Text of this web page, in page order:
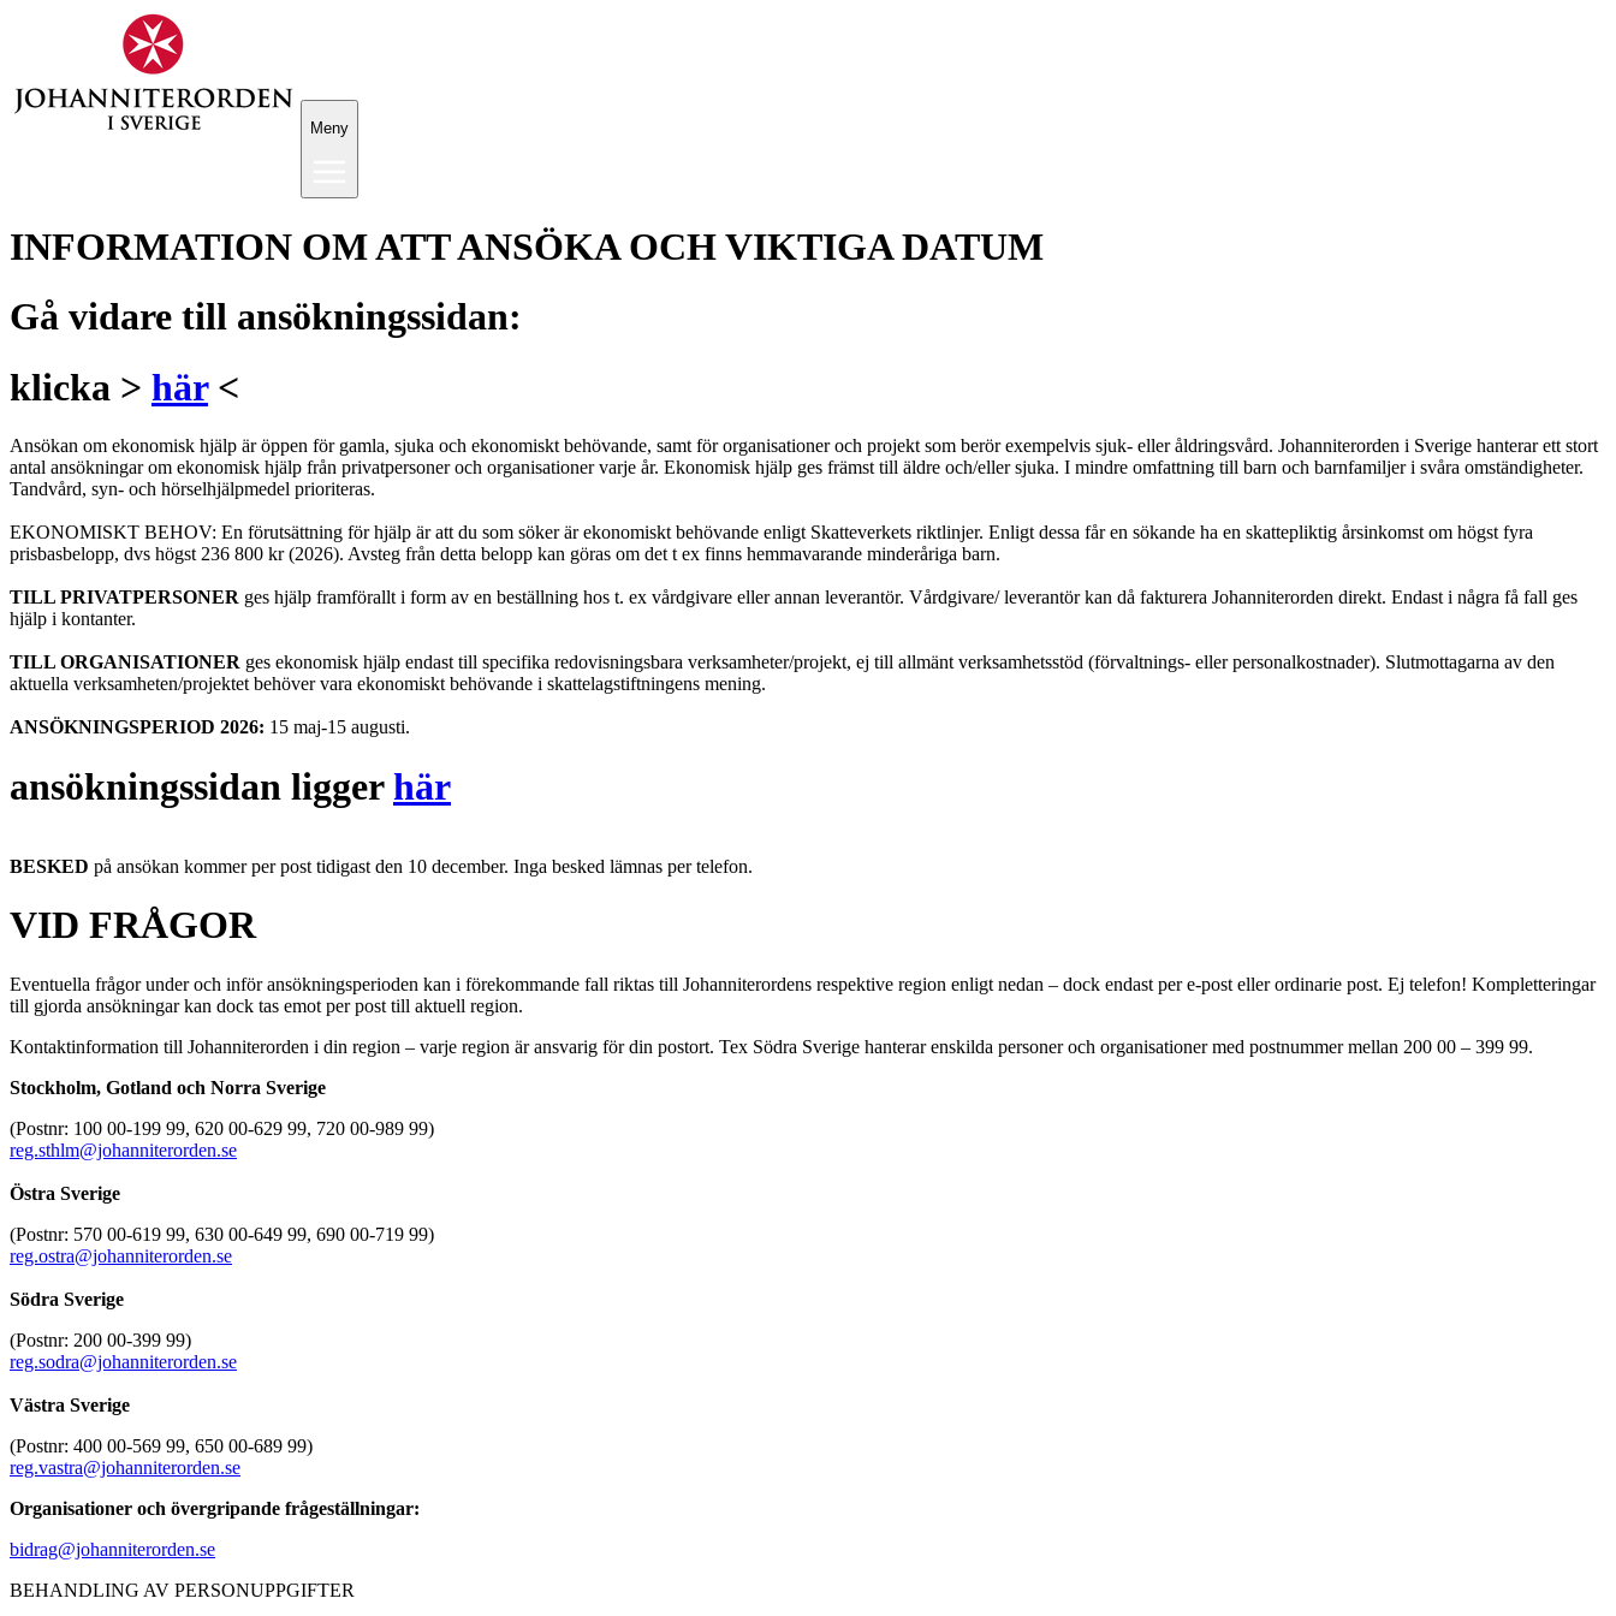
Meny
INFORMATION OM ATT ANSÖKA OCH VIKTIGA DATUM
Gå vidare till ansökningssidan:
klicka > här<
Ansökan om ekonomisk hjälp är öppen för gamla, sjuka och ekonomiskt behövande, samt för organisationer och projekt som berör exempelvis sjuk- eller åldringsvård. Johanniterorden i Sverige hanterar ett stort
antal ansökningar om ekonomisk hjälp från privatpersoner och organisationer varje år. Ekonomisk hjälp ges främst till äldre och/eller sjuka. I mindre omfattning till barn och barnfamiljer i svåra omständigheter.
Tandvård, syn- och hörselhjälpmedel prioriteras.
EKONOMISKT BEHOV: En förutsättning för hjälp är att du som söker är ekonomiskt behövande enligt Skatteverkets riktlinjer. Enligt dessa får en sökande ha en skattepliktig årsinkomst om högst fyra
prisbasbelopp, dvs högst 236 800 kr (2026). Avsteg från detta belopp kan göras om det t ex finns hemmavarande minderåriga barn.
TILL PRIVATPERSONER ges hjälp framförallt i form av en beställning hos t. ex vårdgivare eller annan leverantör. Vårdgivare/ leverantör kan då fakturera Johanniterorden direkt. Endast i några få fall ges
hjälp i kontanter.
TILL ORGANISATIONER ges ekonomisk hjälp endast till specifika redovisningsbara verksamheter/projekt, ej till allmänt verksamhetsstöd (förvaltnings- eller personalkostnader). Slutmottagarna av den
aktuella verksamheten/projektet behöver vara ekonomiskt behövande i skattelagstiftningens mening.
ANSÖKNINGSPERIOD 2026: 15 maj-15 augusti.
ansökningssidan liggerhär
BESKED på ansökan kommer per post tidigast den 10 december. Inga besked lämnas per telefon.
VID FRÅGOR
Eventuella frågor under och inför ansökningsperioden kan i förekommande fall riktas till Johanniterordens respektive region enligt nedan – dock endast per e-post eller ordinarie post. Ej telefon! Kompletteringar
till gjorda ansökningar kan dock tas emot per post till aktuell region.
Kontaktinformation till Johanniterorden i din region – varje region är ansvarig för din postort. Tex Södra Sverige hanterar enskilda personer och organisationer med postnummer mellan 200 00 – 399 99.
Stockholm, Gotland och Norra Sverige
(Postnr: 100 00-199 99, 620 00-629 99, 720 00-989 99)
reg.sthlm@johanniterorden.se
Östra Sverige
(Postnr: 570 00-619 99, 630 00-649 99, 690 00-719 99)
reg.ostra@johanniterorden.se
Södra Sverige
(Postnr: 200 00-399 99)
reg.sodra@johanniterorden.se
Västra Sverige
(Postnr: 400 00-569 99, 650 00-689 99)
reg.vastra@johanniterorden.se
Organisationer och övergripande frågeställningar:
bidrag@johanniterorden.se
BEHANDLING AV PERSONUPPGIFTER